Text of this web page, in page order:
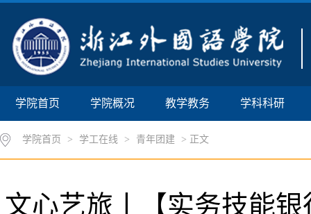
学院首页 学院概况 教学教务 学科科研
学院首页 > 学工在线 > 青年团建 > 正文
文心艺旅丨【实务技能